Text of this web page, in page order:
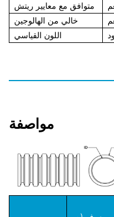
متوافق مع معايير ريتش
خالي من الهالوجين
اللون القياسي
مواصفة